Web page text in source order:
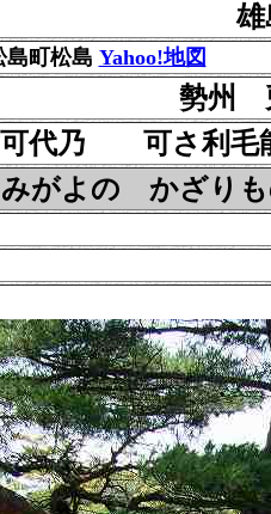
雄
島町松島 Yahoo!地図
勢州
さ利毛能奈
かざりもの